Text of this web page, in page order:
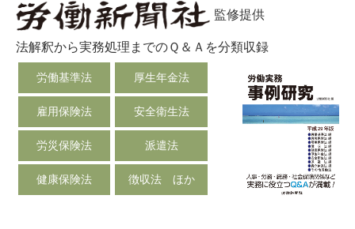
監修提供
法解釈から実務処理までのＱ＆Ａを分類収録
労働基準法 厚生年金法
雇用保険法 安全衛生法
労災保険法 派遣法
健康保険法 徴収法 ほか